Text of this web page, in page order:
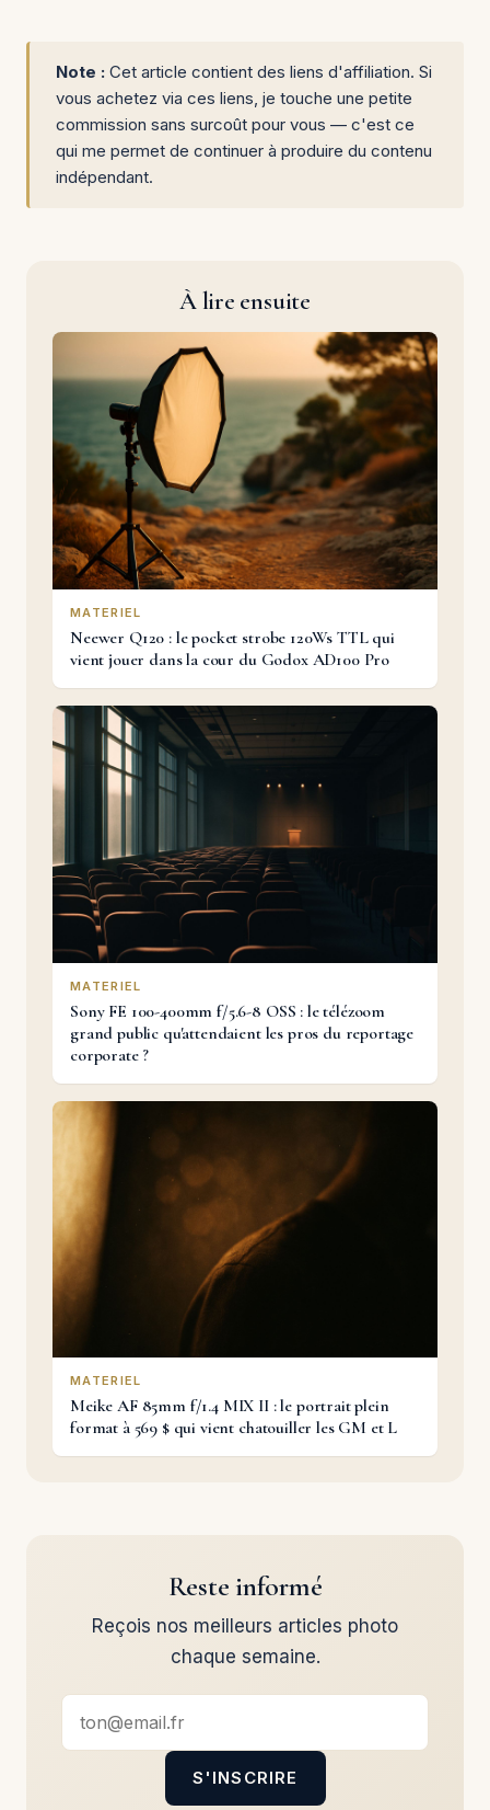
Note : Cet article contient des liens d'affiliation. Si
vous achetez via ces liens, je touche une petite
commission sans surcoût pour vous — c'est ce
qui me permet de continuer à produire du contenu
indépendant.
À lire ensuite
MATERIEL
Neewer Q120 : le pocket strobe 120Ws TTL qui
vient jouer dans la cour du Godox AD100 Pro
MATERIEL
Sony FE 100-400mm f/5.6-8 OSS : le télézoom
grand public qu'attendaient les pros du reportage
corporate ?
MATERIEL
Meike AF 85mm f/1.4 MIX II : le portrait plein
format à 569 $ qui vient chatouiller les GM et L
Reste informé
Reçois nos meilleurs articles photo
chaque semaine.
S'INSCRIRE